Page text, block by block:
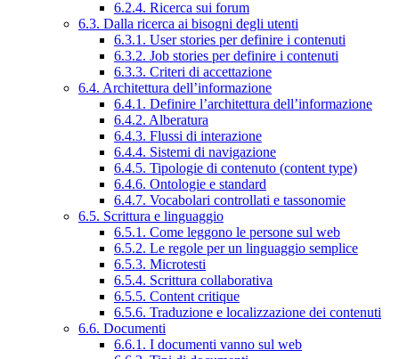
6.2.4. Ricerca sui forum
6.3. Dalla ricerca ai bisogni degli utenti
6.3.1. User stories per definire i contenuti
6.3.2. Job stories per definire i contenuti
6.3.3. Criteri di accettazione
6.4. Architettura dell’informazione
6.4.1. Definire l’architettura dell’informazione
6.4.2. Alberatura
6.4.3. Flussi di interazione
6.4.4. Sistemi di navigazione
6.4.5. Tipologie di contenuto (content type)
6.4.6. Ontologie e standard
6.4.7. Vocabolari controllati e tassonomie
6.5. Scrittura e linguaggio
6.5.1. Come leggono le persone sul web
6.5.2. Le regole per un linguaggio semplice
6.5.3. Microtesti
6.5.4. Scrittura collaborativa
6.5.5. Content critique
6.5.6. Traduzione e localizzazione dei contenuti
6.6. Documenti
6.6.1. I documenti vanno sul web